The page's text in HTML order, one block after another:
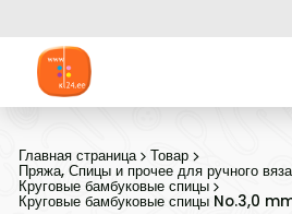
Главная страница Товар
Пряжа, Спицы и прочее для ручного
Круговые бамбуковые спицы
Круговые бамбуковые спицы No.3,0